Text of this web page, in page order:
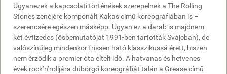
Ugyanezek a kapcsolati történések szerepelnek a The Rolling
Stones zenéjére komponált Kakas című koreográfiában is –
szerencsére egészen másképp. Ugyan ez a darab is majdnem
két évtizedes (ősbemutatóját 1991-ben tartották Svájcban), de
valószínűleg mindenkor frissen ható klasszikussá érett, hiszen
nem érződik a premier óta eltelt idő. A hatvanas és hetvenes
évek rock’n’rolljára dübörgő koreográfiát talán a Grease című